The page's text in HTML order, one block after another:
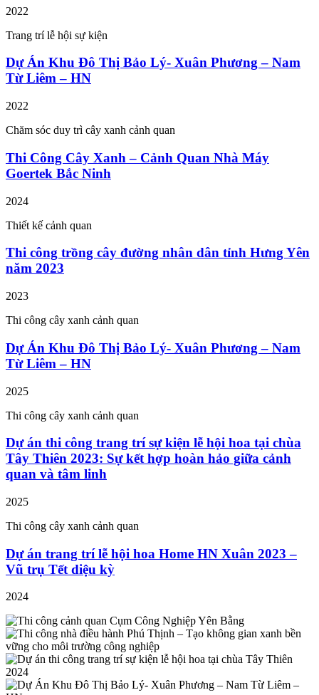
2022
Trang trí lễ hội sự kiện
Dự Án Khu Đô Thị Bảo Lý- Xuân Phương – Nam
Từ Liêm – HN
2022
Chăm sóc duy trì cây xanh cảnh quan
Thi Công Cây Xanh – Cảnh Quan Nhà Máy
Goertek Bắc Ninh
2024
Thiết kế cảnh quan
Thi công trồng cây đường nhân dân tỉnh Hưng Yên
năm 2023
2023
Thi công cây xanh cảnh quan
Dự Án Khu Đô Thị Bảo Lý- Xuân Phương – Nam
Từ Liêm – HN
2025
Thi công cây xanh cảnh quan
Dự án thi công trang trí sự kiện lễ hội hoa tại chùa
Tây Thiên 2023: Sự kết hợp hoàn hảo giữa cảnh
quan và tâm linh
2025
Thi công cây xanh cảnh quan
Dự án trang trí lễ hội hoa Home HN Xuân 2023 –
Vũ trụ Tết diệu kỳ
2024